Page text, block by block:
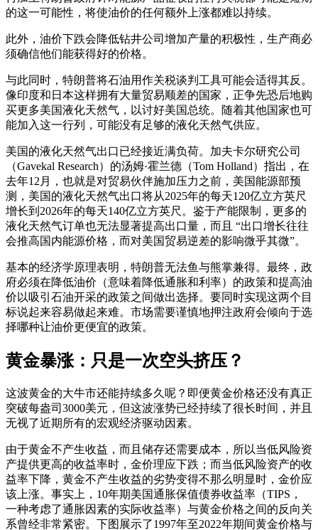
的这一可能性，将使油价的任何额外上涨都难以持续。
此外，油价下跌会降低钻井公司增加产量的积极性，生产商必
须确信他们能获得好的价格。
与此同时，特朗普将石油用作关税谈判工具可能会适得其反。
像印度和日本这样拥有大量贸易顺差的国家，正争先恐后地购
买更多美国液化天然气，以讨好美国总统。随着其他国家也可
能加入这一行列，可能没有足够的液化天然气供应。
美国的液化天然气出口已经接近满负荷。加夫卡尔研究公司
（Gavekal Research）的汤姆·霍兰德（Tom Holland）指出，在
去年12月，也就是对贸易伙伴施加压力之前，美国能源部预
测，美国的液化天然气出口将从2025年的每天120亿立方英尺
增长到2026年的每天140亿立方英尺。鉴于产能限制，更多的
液化天然气订单也无法显著提高出口量，而且 “出口增长往往
会推高国内能源价格，而对美国贸易逆差的影响微乎其微”。
基本的经济学原理表明，特朗普无法鱼与熊掌兼得。最终，政
府必须在降低油价（意味着降低通胀和利率）的政策和提高油
价以吸引石油开采的政策之间做出选择。要同时实现这两个目
标说起来容易做起来难。市场需要谨慎地押注政府会倾向于选
择哪种让油价更便宜的政策。
黄金暴涨：只是一次空头挤压？
这波黄金的大牛市还能持续多久呢？即便黄金价格还没有真正
突破每盎司3000美元，但这波涨势已经持续了很长时间，并且
无视了近期所有的宏观经济驱动因素。
由于黄金不产生收益，而且储存还需要成本，所以当低风险资
产提供更高的收益率时，金价理应下跌；而当低风险资产的收
益率下降，黄金不产生收益的劣势变得不那么明显时，金价应
该上涨。事实上，10年期美国通胀保值债券收益率（TIPS，
一种考虑了通胀因素的实际收益率）与黄金价格之间的反向关
系曾经非常紧密。下图展示了1997年至2022年期间黄金价格与